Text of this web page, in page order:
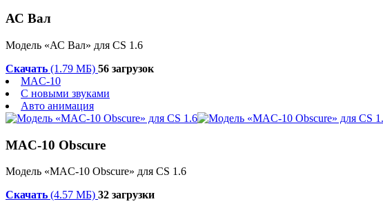
АС Вал
Модель «АС Вал» для CS 1.6
Скачать (1.79 МБ) 56 загрузок
MAC-10
С новыми звуками
Авто анимация
MAC-10 Obscure
Модель «MAC-10 Obscure» для CS 1.6
Скачать (4.57 МБ) 32 загрузки